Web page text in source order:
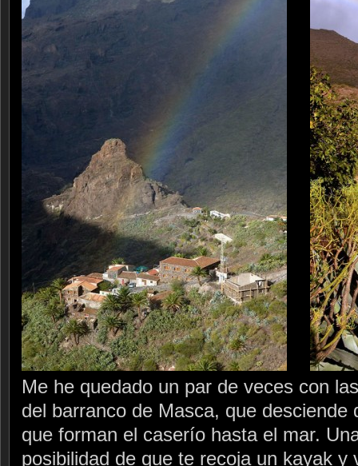
Me he quedado un par de veces con
del barranco de Masca, que desciende
que forman el caserío hasta el mar.
posibilidad de que te recoja un kayak y